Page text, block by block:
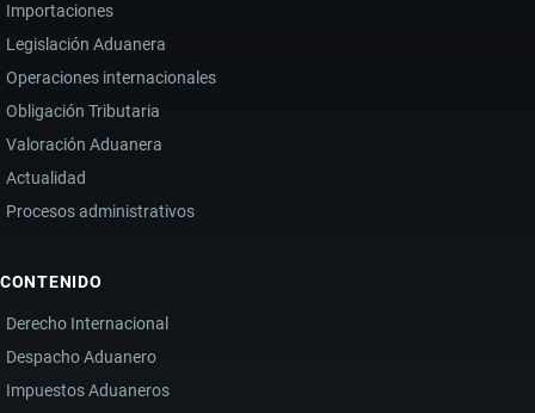
Importaciones
Legislación Aduanera
Operaciones internacionales
Obligación Tributaria
Valoración Aduanera
Actualidad
Procesos administrativos
CONTENIDO
Derecho Internacional
Despacho Aduanero
Impuestos Aduaneros